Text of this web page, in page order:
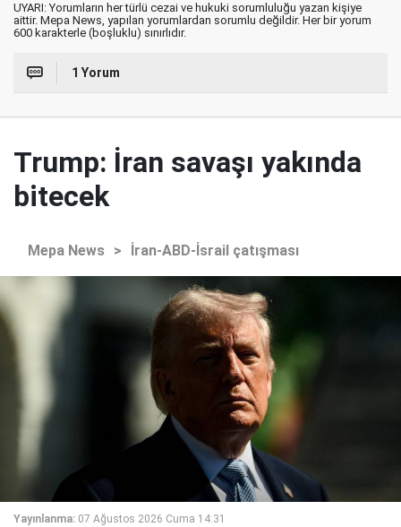
UYARI: Yorumların her türlü cezai ve hukuki sorumluluğu yazan kişiye
aittir. Mepa News, yapılan yorumlardan sorumlu değildir. Her bir yorum
600 karakterle (boşluklu) sınırlıdır.
1 Yorum
Trump: İran savaşı yakında
bitecek
Mepa News > İran-ABD-İsrail çatışması
Yayınlanma: 07 Ağustos 2026 Cuma 14:31